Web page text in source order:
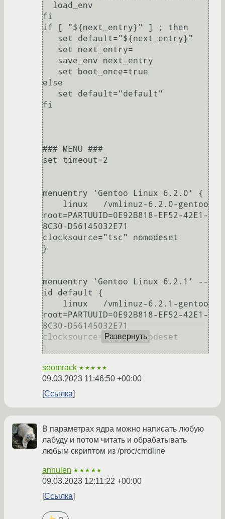
fi
if [ "${next_entry}" ] ; then
else
fi
### MENU ###
set timeout=2
menuentry 'Gentoo Linux 6.2.0' {
root=PARTUUID=0E92B818-EF52-42E1-
8C30-D56145032E71
clocksource="tsc" nomodeset
}
menuentry 'Gentoo Linux 6.2.1' --
id default {
root=PARTUUID=0E92B818-EF52-42E1-
8C30-D56145032E71
clocksource="tsc" nomodeset
Развернуть
soomrack ★★★★★
09.03.2023 11:46:50 +00:00
Ссылка
В параметрах ядра можно написать любую
лабуду и потом читать и обрабатывать
любым скриптом из /proc/cmdline
annulen ★★★★★
09.03.2023 12:11:22 +00:00
Ссылка